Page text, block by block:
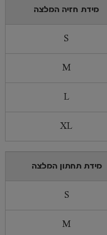
מידת חזיה המלצה
S
M
L
XL
מידת תחתון המלצה
S
M